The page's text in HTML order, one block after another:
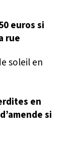
euros si
rue
en
si